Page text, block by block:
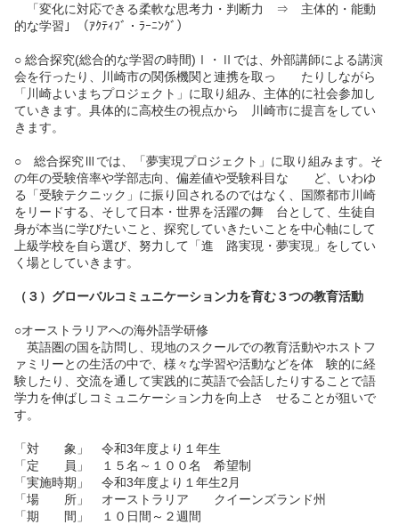
「変化に対応できる柔軟な思考力・判断力 ⇒ 主体的・能動
的な学習」（ｱｸﾃｨﾌﾞ・ﾗｰﾆﾝｸﾞ）
○ 総合探究(総合的な学習の時間)Ⅰ・Ⅱでは、外部講師による講演
会を行ったり、川崎市の関係機関と連携を取っ たりしながら
「川崎よいまちプロジェクト」に取り組み、主体的に社会参加し
ていきます。具体的に高校生の視点から 川崎市に提言をしてい
きます。
○ 総合探究Ⅲでは、「夢実現プロジェクト」に取り組みます。そ
の年の受験倍率や学部志向、偏差値や受験科目な ど、いわゆ
る「受験テクニック」に振り回されるのではなく、国際都市川崎
をリードする、そして日本・世界を活躍の舞 台として、生徒自
身が本当に学びたいこと、探究していきたいことを中心軸にして
上級学校を自ら選び、努力して「進 路実現・夢実現」をしてい
く場としていきます。
（３）グローバルコミュニケーション力を育む３つの教育活動
○オーストラリアへの海外語学研修
英語圏の国を訪問し、現地のスクールでの教育活動やホストフ
ァミリーとの生活の中で、様々な学習や活動などを体 験的に経
験したり、交流を通して実践的に英語で会話したりすることで語
学力を伸ばしコミュニケーション力を向上さ せることが狙いで
す。
「対 象」 令和3年度より１年生
「定 員」 １５名～１００名 希望制
「実施時期」 令和3年度より１年生2月
「場 所」 オーストラリア クイーンズランド州
「期 間」 １０日間～２週間